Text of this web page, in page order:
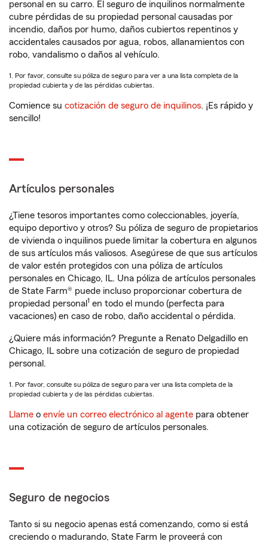
personal en su carro. El seguro de inquilinos normalmente
cubre pérdidas de su propiedad personal causadas por
incendio, daños por humo, daños cubiertos repentinos y
accidentales causados por agua, robos, allanamientos con
robo, vandalismo o daños al vehículo.
1. Por favor, consulte su póliza de seguro para ver a una lista completa de la
propiedad cubierta y de las pérdidas cubiertas.
Comience su cotización de seguro de inquilinos. ¡Es rápido y
sencillo!
Artículos personales
¿Tiene tesoros importantes como coleccionables, joyería,
equipo deportivo y otros? Su póliza de seguro de propietarios
de vivienda o inquilinos puede limitar la cobertura en algunos
de sus artículos más valiosos. Asegúrese de que sus artículos
de valor estén protegidos con una póliza de artículos
personales en Chicago, IL. Una póliza de artículos personales
de State Farm® puede incluso proporcionar cobertura de
propiedad personal 1 en todo el mundo (perfecta para
vacaciones) en caso de robo, daño accidental o pérdida.
¿Quiere más información? Pregunte a Renato Delgadillo en
Chicago, IL sobre una cotización de seguro de propiedad
personal.
1. Por favor, consulte su póliza de seguro para ver una lista completa de la
propiedad cubierta y de las pérdidas cubiertas.
Llame o envíe un correo electrónico al agente para obtener
una cotización de seguro de artículos personales.
Seguro de negocios
Tanto si su negocio apenas está comenzando, como si está
creciendo o madurando, State Farm le proveerá con